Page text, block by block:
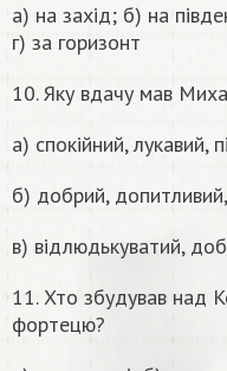
а) на захід; б) на
г) за горизонт
10. Яку вдачу мав
а) спокійний, лукавий,
б) добрий,
в) відлюдькуватий,
11. Хто збудував над
фортецю?